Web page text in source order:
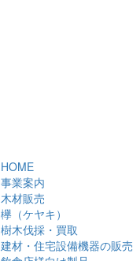
HOME
事業案内
木材販売
欅（ケヤキ）
樹木伐採・買取
建材・住宅設備機器の販売